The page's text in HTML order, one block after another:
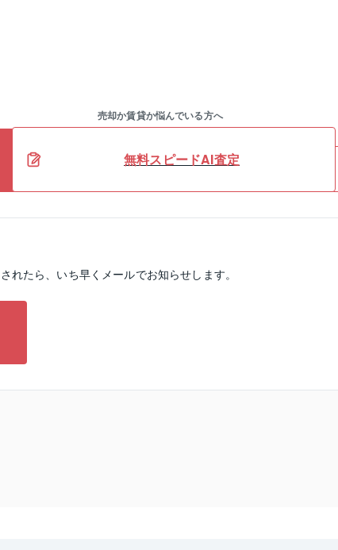
売却か賃貸か悩んでいる方へ
無料スピードAI査定
たら、いち早くメールでお知らせします。